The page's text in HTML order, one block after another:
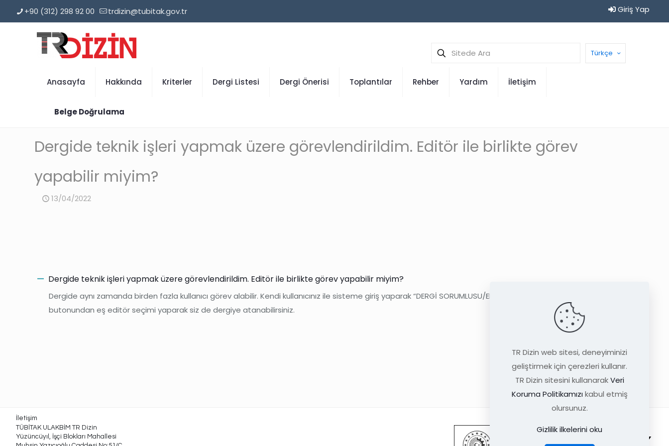
+90 (312) 298 92 00 trdizin@tubitak.gov.tr Giriş Yap
Anasayfa Hakkında Kriterler Dergi Listesi Dergi Önerisi Toplantılar Rehber Yardım İletişim
Belge Doğrulama
Türkçe
Dergide teknik işleri yapmak üzere görevlendirildim. Editör ile birlikte görev
yapabilir miyim?
13/04/2022
A Dergide teknik işleri yapmak üzere görevlendirildim. Editör ile birlikte görev yapabilir miyim?
Dergide aynı zamanda birden fazla kullanıcı görev alabilir. Kendi kullanıcınız ile sisteme giriş yaparak “DERGİ SORUMLUSU/EDİTÖR DEĞİŞİKLİKLİK İSTEĞİ”
butonundan eş editör seçimi yaparak siz de dergiye atanabilirsiniz.
İletişim
TÜBİTAK ULAKBİM TR Dizin
Yüzüncüyıl, İşçi Blokları Mahallesi
TR Dizin web sitesi, deneyiminizi
geliştirmek için çerezleri kullanır.
TR Dizin sitesini kullanarakVeri
Koruma Politikamızıkabul etmiş
olursunuz.
Gizlilik ilkelerini oku